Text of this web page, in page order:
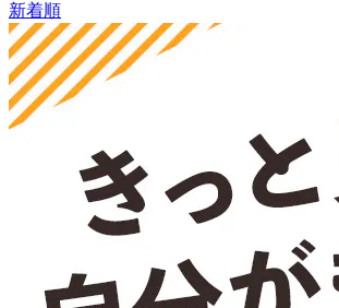
新着順